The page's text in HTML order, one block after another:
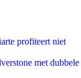
profiteert niet
met dubbele